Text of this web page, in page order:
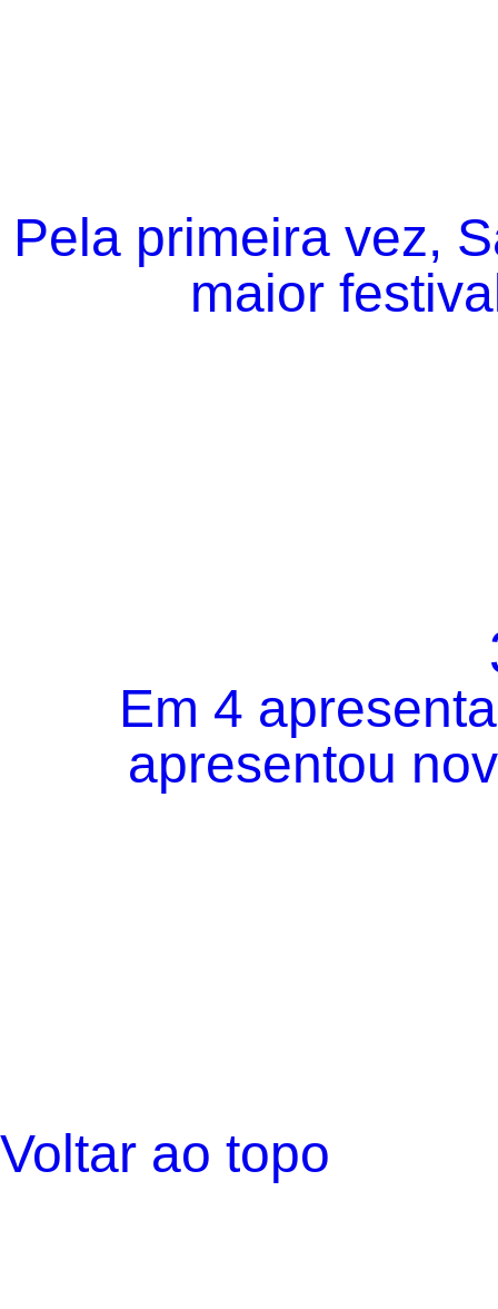
Pela primeira vez,
maior
Em 4
apresentou
Voltar ao topo